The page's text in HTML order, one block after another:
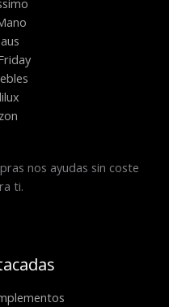
nos ayudas sin coste
ti.